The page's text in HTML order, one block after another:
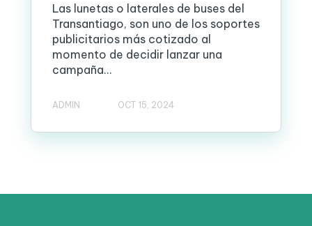
Las lunetas o laterales de buses del
Transantiago, son uno de los soportes
publicitarios más cotizado al
momento de decidir lanzar una
campaña...
ADMIN OCT 15, 2024